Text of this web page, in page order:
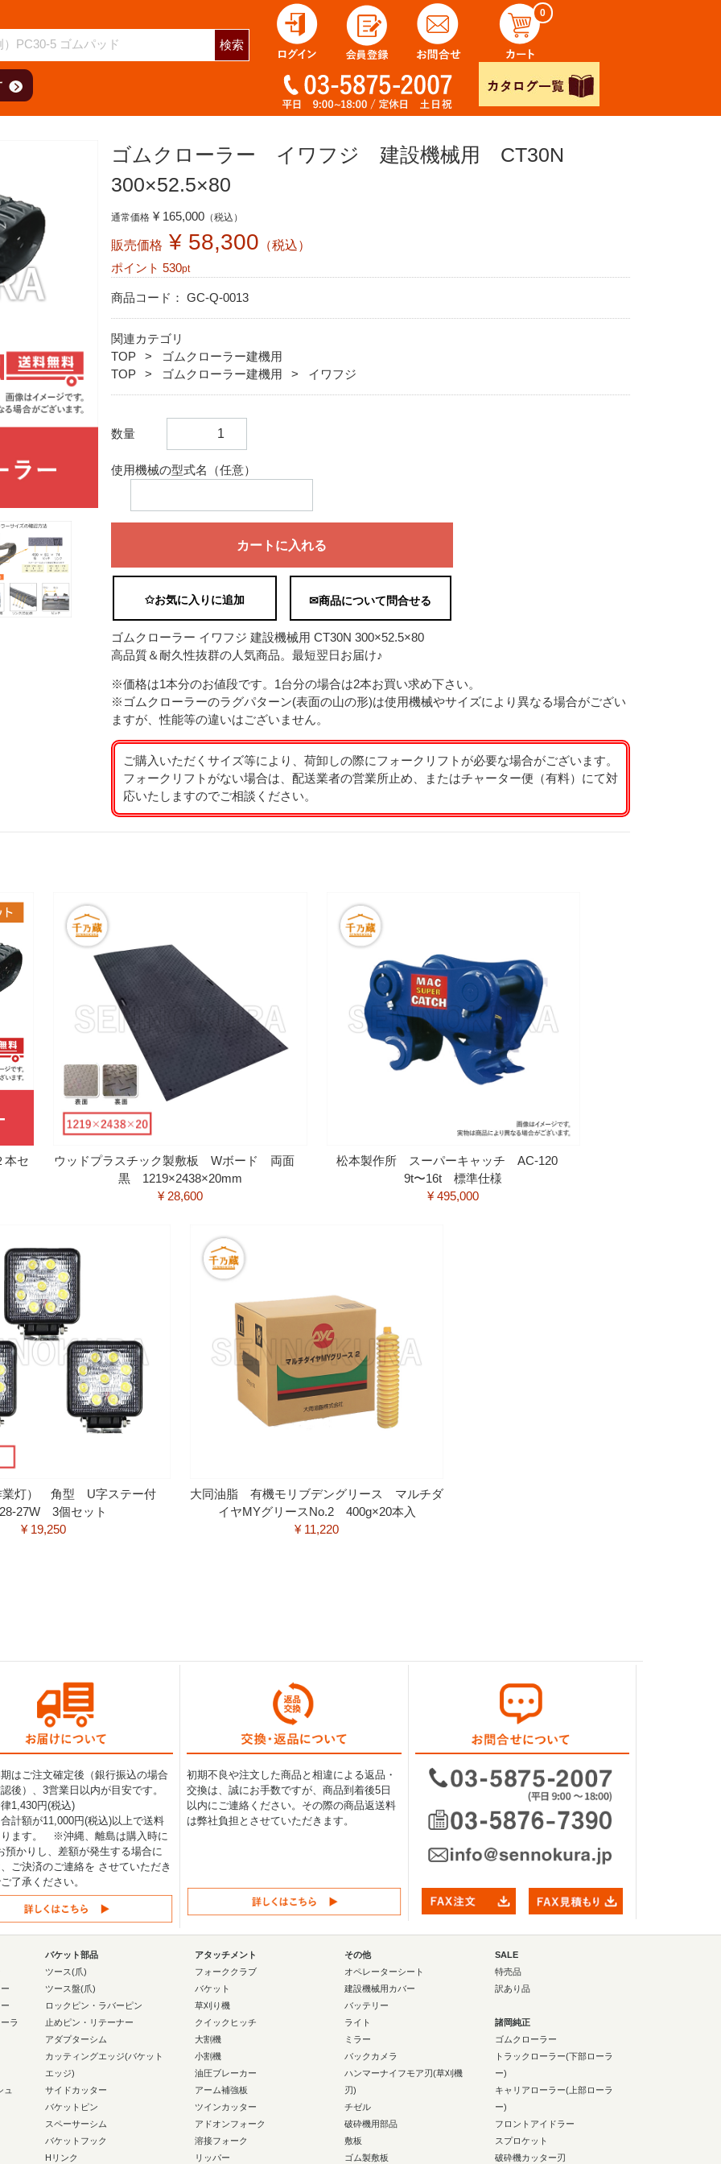
検索
0
ゴムクローラー イワフジ 建設機械用 CT30N
300×52.5×80
通常価格 ¥ 165,000（税込）
販売価格 ¥ 58,300 （税込）
ポイント 530pt
商品コード： GC-Q-0013
関連カテゴリ
TOP
ゴムクローラー建機用
TOP
ゴムクローラー建機用 イワフジ
数量
使用機械の型式名（任意）
カートに入れる
✩お気に入りに追加 ✉商品について問合せる
ゴムクローラー イワフジ 建設機械用 CT30N 300×52.5×80
高品質＆耐久性抜群の人気商品。最短翌日お届け♪
※価格は1本分のお値段です。1台分の場合は2本お買い求め下さい。
※ゴムクローラーのラグパターン(表面の山の形)は使用機械やサイズにより異なる場合がござい
ますが、性能等の違いはございません。
ご購入いただくサイズ等により、荷卸しの際にフォークリフトが必要な場合がございます。
フォークリフトがない場合は、配送業者の営業所止め、またはチャーター便（有料）にて対
応いたしますのでご相談ください。
セ
ウッドプラスチック製敷板 Wボード 両面
黒 1219×2438×20mm
¥ 28,600
松本製作所 スーパーキャッチ AC-120
9t〜16t 標準仕様
¥ 495,000
業灯） 角型 U字ステー付
27W 3個セット
¥ 19,250
大同油脂 有機モリブデングリース マルチダ
イヤMYグリースNo.2 400g×20本入
¥ 11,220
はご注文確定後（銀行振込の場合
後）、3営業日以内が目安です。
1,430円(税込)
計額が11,000円(税込)以上で送料
ります。 ※沖縄、離島は購入時に
預かりし、差額が発生する場合に
ご決済のご連絡を させていただき
了承ください。
初期不良や注文した商品と相違による返品・
交換は、誠にお手数ですが、商品到着後5日
以内にご連絡ください。その際の商品返送料
は弊社負担とさせていただきます。
ラ
ュ
バケット部品
ツース(爪)
ツース盤(爪)
ロックピン・ラバーピン
止めピン・リテーナー
アダプターシム
カッティングエッジ(バケット
エッジ)
サイドカッター
バケットピン
スペーサーシム
バケットフック
Hリンク
アタッチメント
フォーククラブ
バケット
草刈り機
クイックヒッチ
大割機
小割機
油圧ブレーカー
アーム補強板
ツインカッター
アドオンフォーク
溶接フォーク
リッパー
その他
オペレーターシート
建設機械用カバー
バッテリー
ライト
ミラー
バックカメラ
ハンマーナイフモア刃(草刈機
刃)
チゼル
破砕機用部品
敷板
ゴム製敷板
SALE
特売品
訳あり品
諸岡純正
ゴムクローラー
トラックローラー(下部ローラ
ー)
キャリアローラー(上部ローラ
ー)
フロントアイドラー
スプロケット
破砕機カッター刃